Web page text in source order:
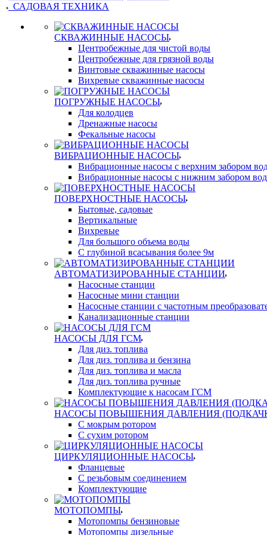
САДОВАЯ ТЕХНИКА
СКВАЖИННЫЕ НАСОСЫ
Центробежные для чистой воды
Центробежные для грязной воды
Винтовые скважинные насосы
Вихревые скважинные насосы
ПОГРУЖНЫЕ НАСОСЫ
Для колодцев
Дренажные насосы
Фекальные насосы
ВИБРАЦИОННЫЕ НАСОСЫ
Вибрационные насосы с верхним забором
Вибрационные насосы с нижним забором
ПОВЕРХНОСТНЫЕ НАСОСЫ
Бытовые, садовые
Вертикальные
Вихревые
Для большого объема воды
С глубиной всасывания более 9м
АВТОМАТИЗИРОВАННЫЕ СТАНЦИИ
Насосные станции
Насосные мини станции
Насосные станции с частотным
Канализационные станции
НАСОСЫ ДЛЯ ГСМ
Для диз. топлива
Для диз. топлива и бензина
Для диз. топлива и масла
Для диз. топлива ручные
Комплектующие к насосам ГСМ
НАСОСЫ ПОВЫШЕНИЯ ДАВЛЕНИЯ
С мокрым ротором
С сухим ротором
ЦИРКУЛЯЦИОННЫЕ НАСОСЫ
Фланцевые
С резьбовым соединением
Комплектующие
МОТОПОМПЫ
Мотопомпы бензиновые
Мотопомпы дизельные